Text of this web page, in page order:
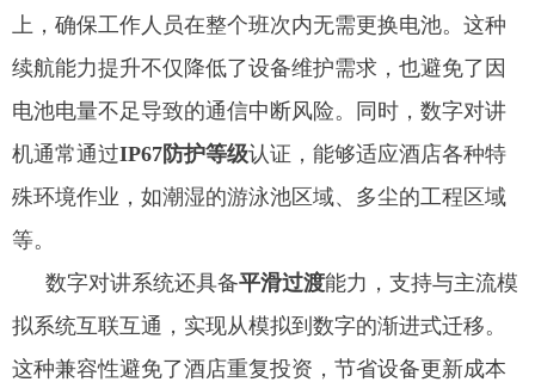
上，确保工作人员在整个班次内无需更换电池。这种
续航能力提升不仅降低了设备维护需求，也避免了因
电池电量不足导致的通信中断风险。同时，数字对讲
机通常通过IP67防护等级认证，能够适应酒店各种特
殊环境作业，如潮湿的游泳池区域、多尘的工程区域
等。
数字对讲系统还具备平滑过渡能力，支持与主流模
拟系统互联互通，实现从模拟到数字的渐进式迁移。
这种兼容性避免了酒店重复投资，节省设备更新成本